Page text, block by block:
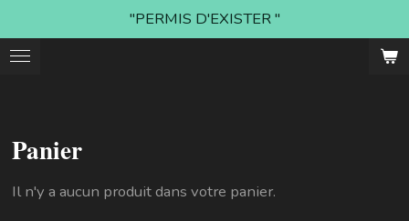
au
contenu
"PERMIS D'EXISTER "
Panier
Il n'y a aucun produit dans votre panier.